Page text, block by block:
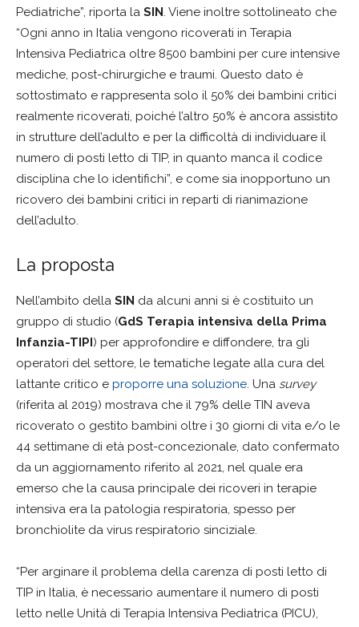
Pediatriche”, riporta la SIN. Viene inoltre sottolineato che
“Ogni anno in Italia vengono ricoverati in Terapia
Intensiva Pediatrica oltre 8500 bambini per cure intensive
mediche, post-chirurgiche e traumi. Questo dato è
sottostimato e rappresenta solo il 50% dei bambini critici
realmente ricoverati, poiché l’altro 50% è ancora assistito
in strutture dell’adulto e per la difficoltà di individuare il
numero di posti letto di TIP, in quanto manca il codice
disciplina che lo identifichi”, e come sia inopportuno un
ricovero dei bambini critici in reparti di rianimazione
dell’adulto.
La proposta
Nell’ambito della SIN da alcuni anni si è costituito un
gruppo di studio (GdS Terapia intensiva della Prima
Infanzia-TIPI) per approfondire e diffondere, tra gli
operatori del settore, le tematiche legate alla cura del
lattante critico e proporre una soluzione. Una survey
(riferita al 2019) mostrava che il 79% delle TIN aveva
ricoverato o gestito bambini oltre i 30 giorni di vita e/o le
44 settimane di età post-concezionale, dato confermato
da un aggiornamento riferito al 2021, nel quale era
emerso che la causa principale dei ricoveri in terapie
intensiva era la patologia respiratoria, spesso per
bronchiolite da virus respiratorio sinciziale.
“Per arginare il problema della carenza di posti letto di
TIP in Italia, è necessario aumentare il numero di posti
letto nelle Unità di Terapia Intensiva Pediatrica (PICU),